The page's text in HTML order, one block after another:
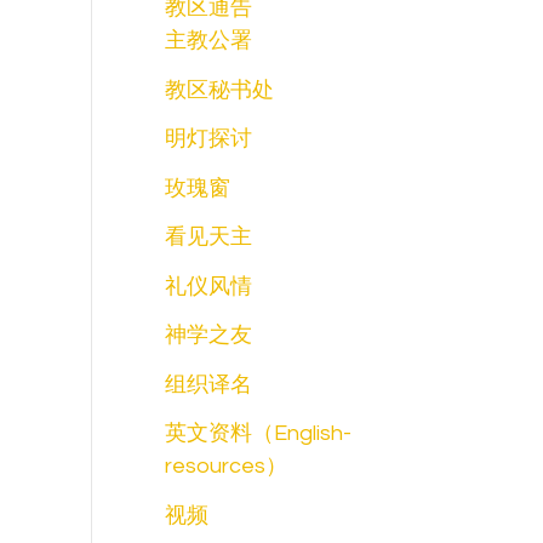
教区通告
主教公署
教区秘书处
明灯探讨
玫瑰窗
看见天主
礼仪风情
神学之友
组织译名
英文资料（English-
resources）
视频